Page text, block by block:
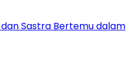
dan Sastra Bertemu dalam